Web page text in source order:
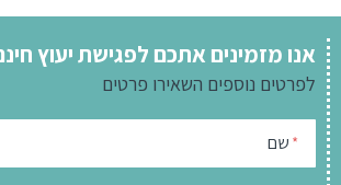
אנו מזמינים אתכם לפגישת יעוץ
לפרטים נוספים השאירו פרטים
* שם